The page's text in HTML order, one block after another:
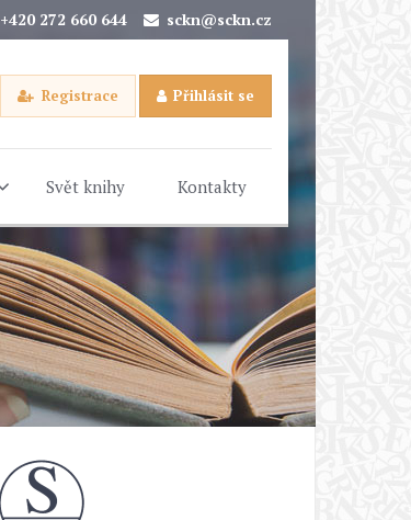
+420 272 660 644 sckn@sckn.cz
Registrace Přihlásit se
Svět knihy Kontakty